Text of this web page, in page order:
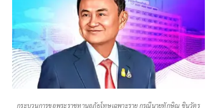
กระบวนการขอพระราชทานอภัยโทษเฉพาะราย กรณีนายทักษิณ ชินวัตร